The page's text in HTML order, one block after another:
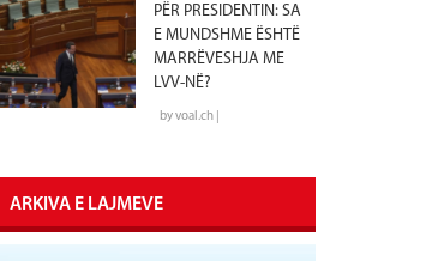
PËR PRESIDENTIN: SA
E MUNDSHME ËSHTË
MARRËVESHJA ME
LVV-NË?
by voal.ch |
ARKIVA E LAJMEVE